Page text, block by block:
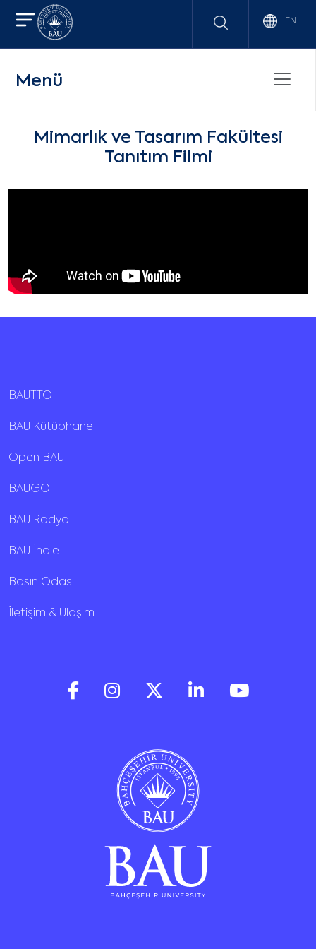
EN
Menü
Mimarlık ve Tasarım Fakültesi
Tanıtım Filmi
BAUTTO
BAU Kütüphane
Open BAU
BAUGO
BAU Radyo
BAU İhale
Basın Odası
İletişim & Ulaşım